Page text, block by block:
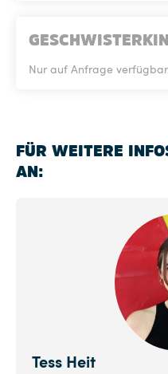
FÜR WEITERE
AN:
Tess Heit
Nur auf Anfrage